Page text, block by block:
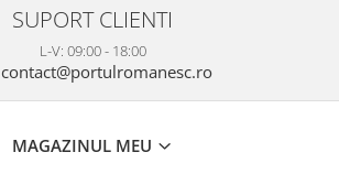
SUPORT CLIENTI
L-V: 09:00 - 18:00
contact@portulromanesc.ro
MAGAZINUL MEU